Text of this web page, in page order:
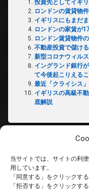
当サイトでは、サイトの利
用しています。
「同意する」をクリックす
「拒否する」をクリックす
投資先としてイギ
ロンドンの賃貸物
イギリスにもまだ
ロンドンの家賃が
ロンドン賃貸物件
不動産投資で儲け
新型コロナウィル
イングランド銀行
て今後起こりえる
最近「クライシス
イギリスの高級不
底解説
ホーム